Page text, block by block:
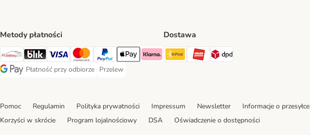
Metody płatności
Przelewy24 Payment Method
Blik Payment Method
VISA Payment Method
MasterCard Payment Method
PayPal Payment Method
Apple Pay Payment Method
Klarna Payment Method
Google Pay Payment Method
Płatność przy odbiorze
Płatność przy odbiorze Payment Method
Przelew
Przelew Payment Method
Dostawa
InPost Shipping Method
ORLEN Paczka. Shipping Method
Pomoc Regulamin Polityka prywatności Impressum Newsletter Informacje o przesyłce
Korzyści w skrócie
Program lojalnościowy DSA Oświadczenie o dostępności